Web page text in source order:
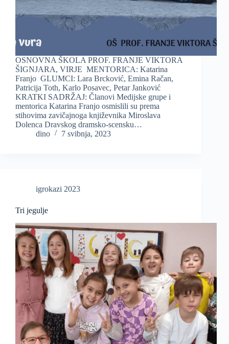
OSNOVNA ŠKOLA PROF. FRANJE VIKTORA
ŠIGNJARA, VIRJE MENTORICA: Katarina
Franjo GLUMCI: Lara Brcković, Emina Račan,
Patricija Toth, Karlo Posavec, Petar Janković
KRATKI SADRŽAJ: Članovi Medijske grupe i
mentorica Katarina Franjo osmislili su prema
stihovima zavičajnoga književnika Miroslava
Dolenca Dravskog dramsko-scensku…
dino
7 svibnja, 2023
igrokazi 2023
Tri jegulje